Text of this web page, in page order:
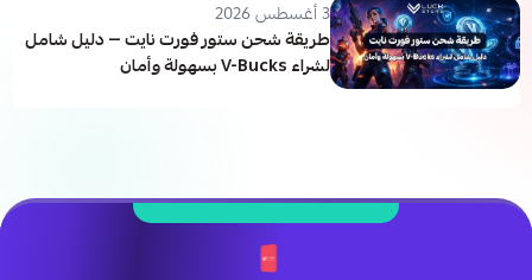
3 أغسطس 2026
طريقة شحن ستور فورت نايت — دليل شامل
لشراء V-Bucks بسهولة وأمان